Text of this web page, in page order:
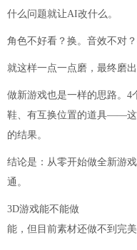
什么问题就让AI改什么。
角色不好看？换。音效不对
就这样一点一点磨，最终磨
做新游戏也是一样的思路。4
鞋、有互换位置的道具——这
的结果。
结论是：从零开始做全新游
通。
3D游戏能不能做
能，但目前素材还做不到完美